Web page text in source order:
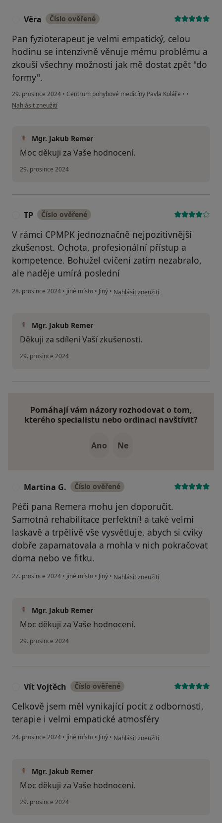
Věra Číslo ověřené
Pan fyzioterapeut je velmi empatický, celou
hodinu se intenzivně věnuje mému problému a
zkouší všechny možnosti jak mě dostat zpět "do
formy".
29. prosince 2024 • Centrum pohybové medicíny Pavla Koláře • •
podle názoru uživatele Věra
Nahlásit zneužití
Mgr. Jakub Remer
Moc děkuji za Vaše hodnocení.
29. prosince 2024
TP Číslo ověřené
V rámci CPMPK jednoznačně nejpozitivnější
zkušenost. Ochota, profesionální přístup a
kompetence. Bohužel cvičení zatím nezabralo,
ale naděje umírá poslední
28. prosince 2024 • jiné místo • Jiný • podle názoru uživatele TP
Nahlásit zneužití
Mgr. Jakub Remer
Děkuji za sdílení Vaší zkušenosti.
29. prosince 2024
Pomáhají vám názory rozhodovat o tom,
kterého specialistu nebo ordinaci navštívit?
Ano Ne
Martina G. Číslo ověřené
Péči pana Remera mohu jen doporučit.
Samotná rehabilitace perfektní! a také velmi
laskavě a trpělivě vše vysvětluje, abych si cviky
dobře zapamatovala a mohla v nich pokračovat
doma nebo ve fitku.
27. prosince 2024 • jiné místo • Jiný • podle názoru uživatele Martina G.
Nahlásit zneužití
Mgr. Jakub Remer
Moc děkuji za Vaše hodnocení.
29. prosince 2024
Vít Vojtěch Číslo ověřené
Celkově jsem měl vynikající pocit z odbornosti,
terapie i velmi empatické atmosféry
24. prosince 2024 • jiné místo • Jiný • podle názoru uživatele Vít Vojtěch
Nahlásit zneužití
Mgr. Jakub Remer
Moc děkuji za Vaše hodnocení.
29. prosince 2024